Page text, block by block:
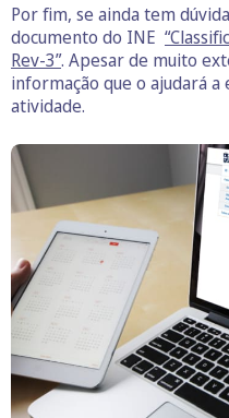
Por fim, se ainda tem
documento do INE
Rev-3”. Apesar de muito
informação que o ajudará a
atividade.